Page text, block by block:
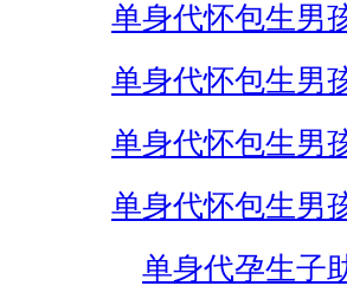
单身代怀包生男
单身代怀包生男
单身代怀包生男
单身代怀包生男
单身代孕生子